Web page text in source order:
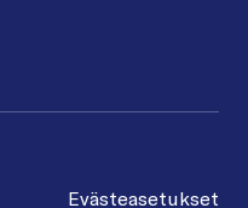
Evästeasetukset